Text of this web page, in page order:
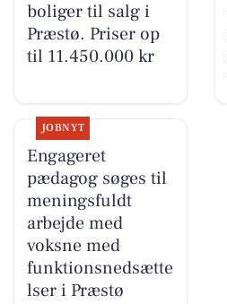
boliger til salg i
Præstø. Priser op
til 11.450.000 kr
JOBNYT
Engageret
pædagog søges til
meningsfuldt
arbejde med
voksne med
funktionsnedsætte
lser i Præstø